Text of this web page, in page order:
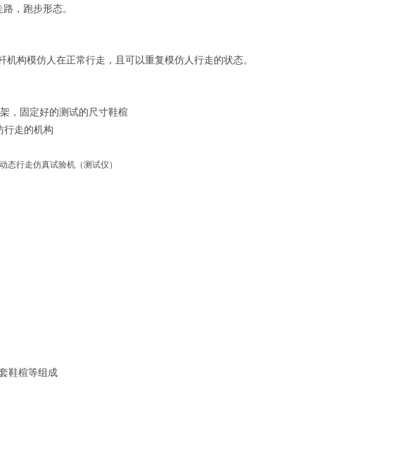
，跑步形态。
构模仿人在正常行走，且可以重复模仿人行走的状态。
，固定好的测试的尺寸鞋楦
行走的机构
鞋楦等组成